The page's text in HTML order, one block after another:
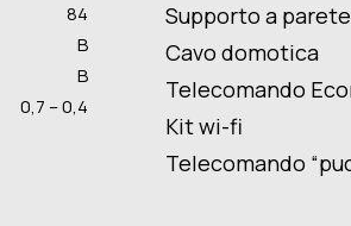
84
B
B
0,7 – 0,4
Supporto a
Cavo domotica
Telecomando
Kit wi-fi
Telecomando